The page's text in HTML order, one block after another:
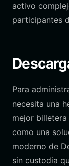
activo
participantes
Para
necesita una
mejor billetera
como una
moderno de
sin custodia